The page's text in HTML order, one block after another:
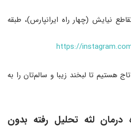
نیایش (چهار راه ایرانپارس)، طبقه
https://
هستیم تا لبخند زیبا و سالم‌تان را به
درمان لثه تحلیل رفته بدون